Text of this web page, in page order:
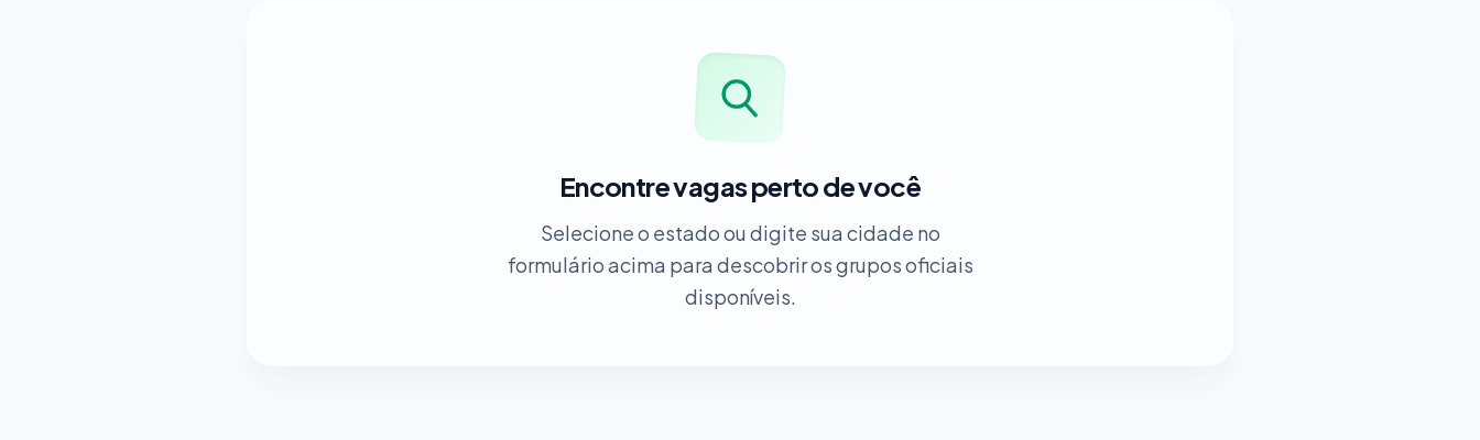
Encontre vagas perto de você
Selecione o estado ou digite sua cidade no
formulário acima para descobrir os grupos oficiais
disponíveis.